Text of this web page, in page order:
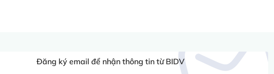
Đăng ký email để nhận thông tin từ BIDV